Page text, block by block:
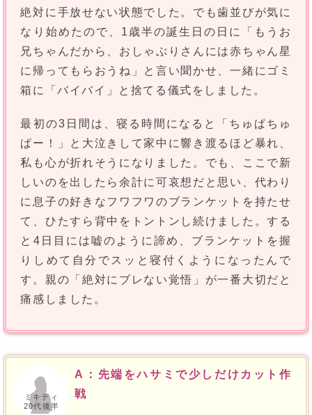
絶対に手放せない状態でした。でも歯並びが気に
なり始めたので、1歳半の誕生日の日に「もうお
兄ちゃんだから、おしゃぶりさんには赤ちゃん星
に帰ってもらおうね」と言い聞かせ、一緒にゴミ
箱に「バイバイ」と捨てる儀式をしました。
最初の3日間は、寝る時間になると「ちゅぱちゅ
ぱー！」と大泣きして家中に響き渡るほど暴れ、
私も心が折れそうになりました。でも、ここで新
しいのを出したら余計に可哀想だと思い、代わり
に息子の好きなフワフワのブランケットを持たせ
て、ひたすら背中をトントンし続けました。する
と4日目には嘘のように諦め、ブランケットを握
りしめて自分でスッと寝付くようになったんで
す。親の「絶対にブレない覚悟」が一番大切だと
痛感しました。
ミキティ
20代後半
A：先端をハサミで少しだけカット作
戦